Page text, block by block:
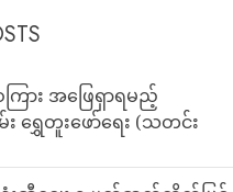
ြား အဖြေရှာရမည့်
း ရွှေတူးဖော်ရေး (သတင်း